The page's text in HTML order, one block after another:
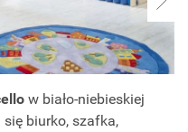
w biało-niebieskiej
biurko, szafka,